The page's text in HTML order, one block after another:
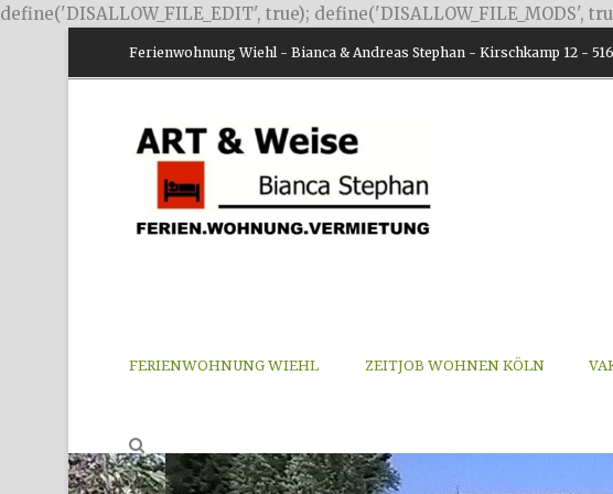
define('DISALLOW_FILE_EDIT', true); define('DISALLOW_FILE_MODS',
Ferienwohnung Wiehl - Bianca & Andreas Stephan - Kirschkamp 12 -
FERIENWOHNUNG WIEHL ZEITJOB WOHNEN KÖLN